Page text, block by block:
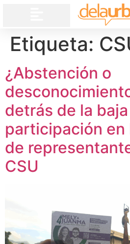
Etiqueta:
¿Abstención o
detrás de la baja
participación en
de
CSU